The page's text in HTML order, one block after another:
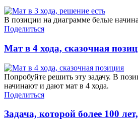
В позиции на диаграмме белые
Поделиться
Мат в 4 хода, сказочная
Попробуйте решить эту задачу. В
начинают и дают мат в 4 хода.
Поделиться
Задача, которой более 100